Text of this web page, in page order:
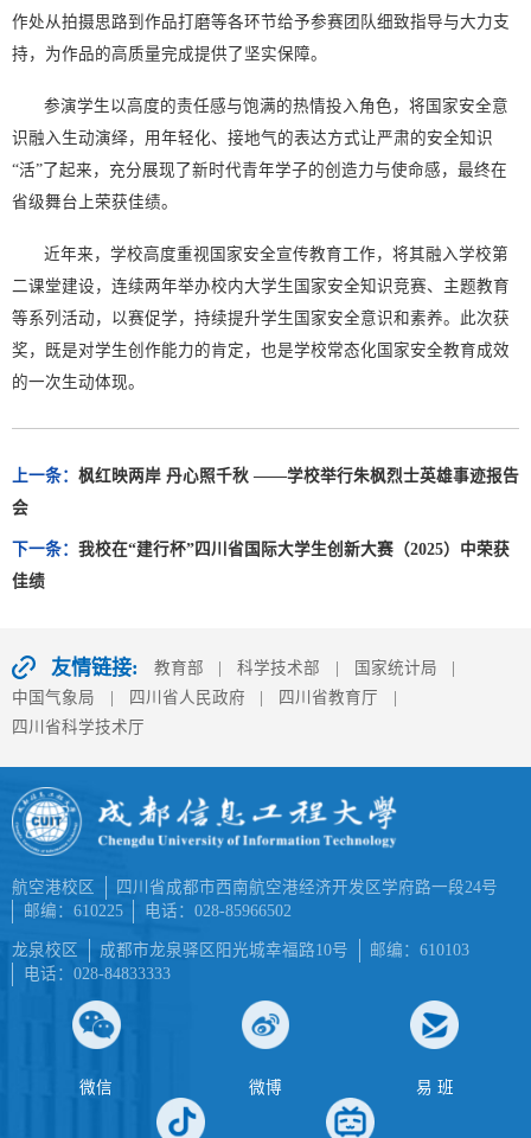
作处从拍摄思路到作品打磨等各环节给予参赛团队细致指导与大力支
持，为作品的高质量完成提供了坚实保障。
参演学生以高度的责任感与饱满的热情投入角色，将国家安全意
识融入生动演绎，用年轻化、接地气的表达方式让严肃的安全知识
“活”了起来，充分展现了新时代青年学子的创造力与使命感，最终在
省级舞台上荣获佳绩。
近年来，学校高度重视国家安全宣传教育工作，将其融入学校第
二课堂建设，连续两年举办校内大学生国家安全知识竞赛、主题教育
等系列活动，以赛促学，持续提升学生国家安全意识和素养。此次获
奖，既是对学生创作能力的肯定，也是学校常态化国家安全教育成效
的一次生动体现。
上一条： 枫红映两岸 丹心照千秋 ——学校举行朱枫烈士英雄事迹报告
会
下一条： 我校在“建行杯”四川省国际大学生创新大赛（2025）中荣获
佳绩
友情链接: 教育部 科学技术部 国家统计局
中国气象局
四川省人民政府 四川省教育厅
四川省科学技术厅
航空港校区
四川省成都市西南航空港经济开发区学府路一段24号
邮编：610225
电话：028-85966502
龙泉校区 成都市龙泉驿区阳光城幸福路10号
邮编：610103
电话：028-84833333
微信 微博 易 班